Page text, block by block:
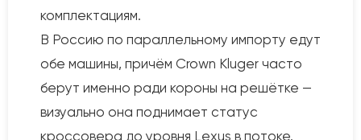
комплектациям.
В Россию по параллельному импорту едут
обе машины, причём Crown Kluger часто
берут именно ради короны на решётке —
визуально она поднимает статус
кроссовера до уровня Lexus в потоке.